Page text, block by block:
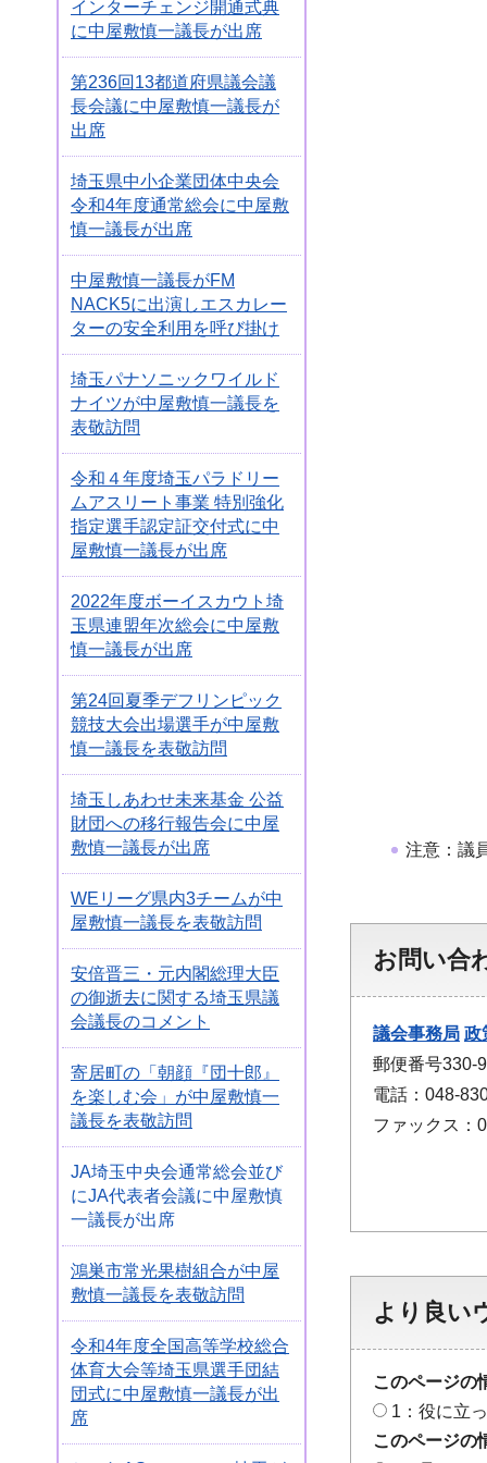
インターチェンジ開通式典
に中屋敷慎一議長が出席
第236回13都道府県議会議
長会議に中屋敷慎一議長が
出席
埼玉県中小企業団体中央会
令和4年度通常総会に中屋敷
慎一議長が出席
中屋敷慎一議長がFM
NACK5に出演しエスカレー
ターの安全利用を呼び掛け
埼玉パナソニックワイルド
ナイツが中屋敷慎一議長を
表敬訪問
令和４年度埼玉パラドリー
ムアスリート事業 特別強化
指定選手認定証交付式に中
屋敷慎一議長が出席
2022年度ボーイスカウト埼
玉県連盟年次総会に中屋敷
慎一議長が出席
第24回夏季デフリンピック
競技大会出場選手が中屋敷
慎一議長を表敬訪問
埼玉しあわせ未来基金 公益
財団への移行報告会に中屋
敷慎一議長が出席
WEリーグ県内3チームが中
屋敷慎一議長を表敬訪問
安倍晋三・元内閣総理大臣
の御逝去に関する埼玉県議
会議長のコメント
寄居町の「朝顔『団十郎』
を楽しむ会」が中屋敷慎一
議長を表敬訪問
JA埼玉中央会通常総会並び
にJA代表者会議に中屋敷慎
一議長が出席
鴻巣市常光果樹組合が中屋
敷慎一議長を表敬訪問
令和4年度全国高等学校総合
体育大会等埼玉県選手団結
団式に中屋敷慎一議長が出
席
注意：議
お問い合
議会事務局 政
郵便番号330-
電話：048-
ファックス：
より良い
このページの
1：役に立
このページの